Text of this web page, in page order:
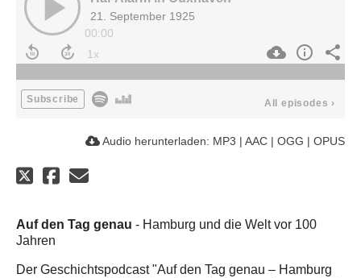
21. September 1925
00:00
Subscribe All episodes ›
Audio herunterladen: MP3 | AAC | OGG | OPUS
Auf den Tag genau - Hamburg und die Welt vor 100
Jahren
Der Geschichtspodcast "Auf den Tag genau – Hamburg